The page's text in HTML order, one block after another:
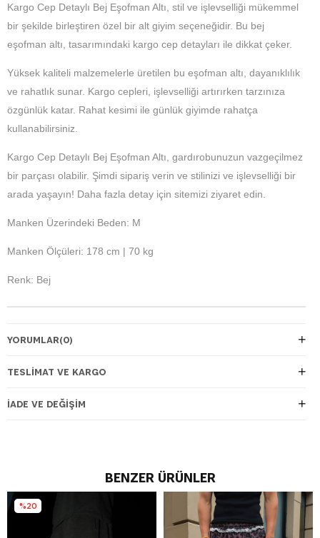
Kargo Cep Detaylı Bej Eşofman Altı, stil ve işlevselliği mükemmel
bir şekilde birleştiren özel bir alt giyim seçeneğidir. Bu bej
eşofman altı, tasarımındaki kargo cep detayları ile dikkat çeker.
Yüksek kaliteli malzemelerle üretilen bu eşofman altı, dayanıklılık
ve rahatlık sunar. Kargo cepleri, işlevselliği artırırken tarzınıza
özgünlük katar. Rahat kesimi ile günlük giyimde rahatça
kullanabilirsiniz.
Kargo Cep Detaylı Bej Eşofman Altı, gardırobunuzun vazgeçilmez
bir parçası olabilir. Şimdi sipariş verin ve stilinizi ve işlevselliği bir
arada yaşayın! Daha fazla detay için sitemizi ziyaret edin.
Manken Üzerindeki Beden: M
Manken Ölçüleri: 178 cm | 70 kg
Renk: Bej
YORUMLAR(0)
TESLIMAT VE KARGO
İADE VE DEĞIŞIM
BENZER ÜRÜNLER
%20